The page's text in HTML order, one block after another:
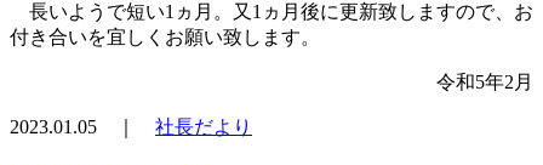
長いようで短い1ヵ月。又1ヵ月後に更新致しますので、お
付き合いを宜しくお願い致します。
令和5年2月
2023.01.05 ｜ 社長だより